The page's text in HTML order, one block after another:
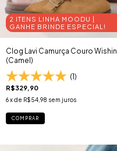
2 ITENS LINHA MOODU |
GANHE BRINDE ESPECIAL!
Clog Lavi Camurça Couro Wishin
(Camel)
(1)
R$329,90
6x de R$54,98 sem juros
COMPRAR